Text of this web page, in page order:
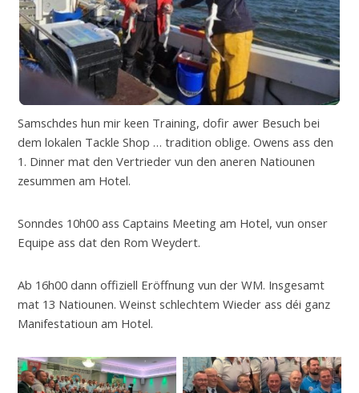
Samschdes hun mir keen Training, dofir awer Besuch bei
dem lokalen Tackle Shop … tradition oblige. Owens ass den
1. Dinner mat den Vertrieder vun den aneren Natiounen
zesummen am Hotel.
Sonndes 10h00 ass Captains Meeting am Hotel, vun onser
Equipe ass dat den Rom Weydert.
Ab 16h00 dann offiziell Eröffnung vun der WM. Insgesamt
mat 13 Natiounen. Weinst schlechtem Wieder ass déi ganz
Manifestatioun am Hotel.